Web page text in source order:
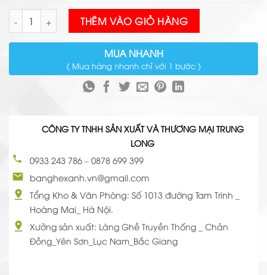
Bàn Ghế Ăn Mây Nhựa TL5A41 số lượng
THÊM VÀO GIỎ HÀNG
MUA NHANH
( Mua hàng nhanh chỉ với 1 bước )
CÔNG TY TNHH SẢN XUẤT VÀ THƯƠNG MẠI TRUNG
LONG
0933 243 786 – 0878 699 399
banghexanh.vn@gmail.com
Tổng Kho & Văn Phòng: Số 1013 đường Tam Trinh _
Hoàng Mai_ Hà Nội.
Xưởng sản xuất: Làng Ghề Truyền Thống _ Chản
Đồng_Yên Sơn_Lục Nam_Bắc Giang